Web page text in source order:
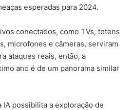
esperadas para 2024.
conectados, como TVs, totens
microfones e câmeras, serviram
ataques reais, então, a
ano é de um panorama similar
IA possibilita a exploração de